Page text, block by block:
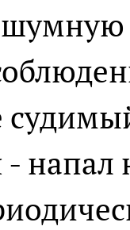
напал